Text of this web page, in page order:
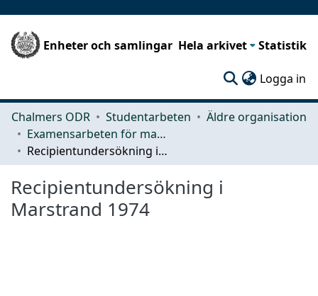
Enheter och samlingar Hela arkivet Statistik
Logga in
Chalmers ODR Studentarbeten
Äldre organisation
Examensarbeten för masterexamen
Recipientundersökning i Marstrand 1974
Recipientundersökning i
Marstrand 1974